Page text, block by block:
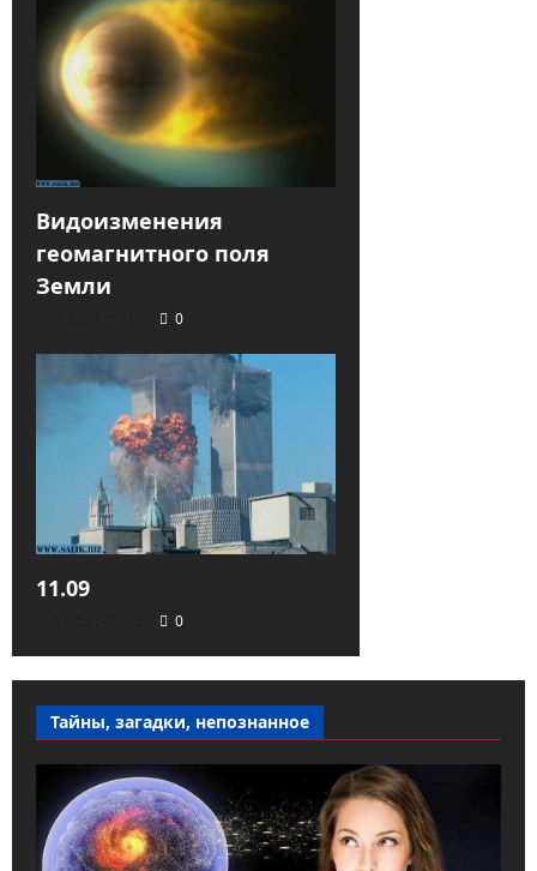
Видоизменения
геомагнитного поля
Земли
0
11.09
0
Тайны, загадки, непознанное